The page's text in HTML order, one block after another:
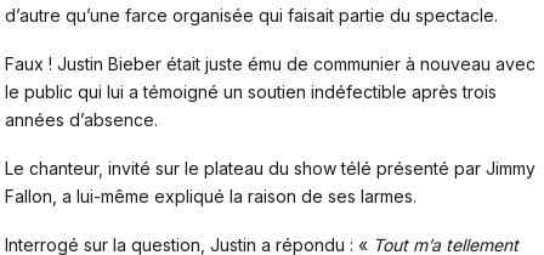
d’autre qu’une farce organisée qui faisait partie du spectacle.
Faux ! Justin Bieber était juste ému de communier à nouveau avec
le public qui lui a témoigné un soutien indéfectible après trois
années d’absence.
Le chanteur, invité sur le plateau du show télé présenté par Jimmy
Fallon, a lui-même expliqué la raison de ses larmes.
Interrogé sur la question, Justin a répondu : « Tout m’a tellement